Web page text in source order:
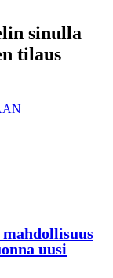
sinulla
tilaus
uusi